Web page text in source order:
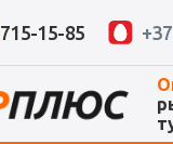
715-15-85